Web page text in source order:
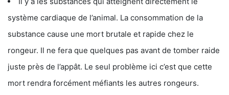
système cardiaque de l’animal. La consommation de la
substance cause une mort brutale et rapide chez le
rongeur. Il ne fera que quelques pas avant de tomber raide
juste près de l’appât. Le seul problème ici c’est que cette
mort rendra forcément méfiants les autres rongeurs.